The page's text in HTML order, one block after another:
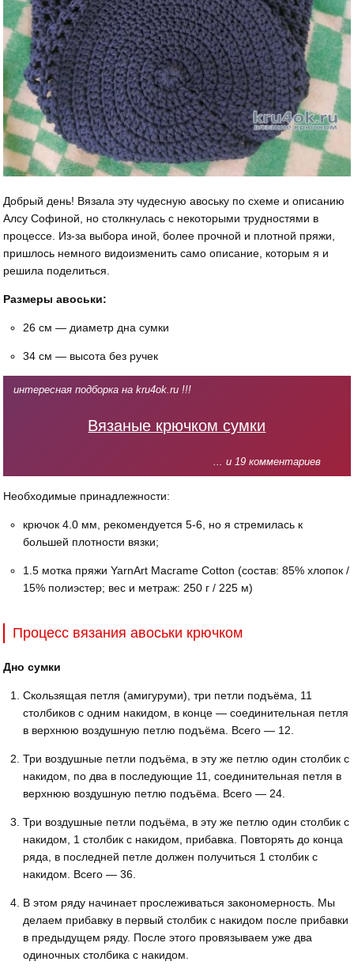
Добрый день! Вязала эту чудесную авоську по схеме и описанию
Алсу Софиной, но столкнулась с некоторыми трудностями в
процессе. Из-за выбора иной, более прочной и плотной пряжи,
пришлось немного видоизменить само описание, которым я и
решила поделиться.
Размеры авоськи:
26 см — диаметр дна сумки
34 см — высота без ручек
интересная подборка на kru4ok.ru !!!
Вязаные крючком сумки
... и 19 комментариев
Необходимые принадлежности:
крючок 4.0 мм, рекомендуется 5-6, но я стремилась к
большей плотности вязки;
1.5 мотка пряжи YarnArt Macrame Cotton (состав: 85% хлопок /
15% полиэстер; вес и метраж: 250 г / 225 м)
Процесс вязания авоськи крючком
Дно сумки
Скользящая петля (амигуруми), три петли подъёма, 11
столбиков с одним накидом, в конце — соединительная петля
в верхнюю воздушную петлю подъёма. Всего — 12.
Три воздушные петли подъёма, в эту же петлю один столбик с
накидом, по два в последующие 11, соединительная петля в
верхнюю воздушную петлю подъёма. Всего — 24.
Три воздушные петли подъёма, в эту же петлю один столбик с
накидом, 1 столбик с накидом, прибавка. Повторять до конца
ряда, в последней петле должен получиться 1 столбик с
накидом. Всего — 36.
В этом ряду начинает прослеживаться закономерность. Мы
делаем прибавку в первый столбик с накидом после прибавки
в предыдущем ряду. После этого провязываем уже два
одиночных столбика с накидом.